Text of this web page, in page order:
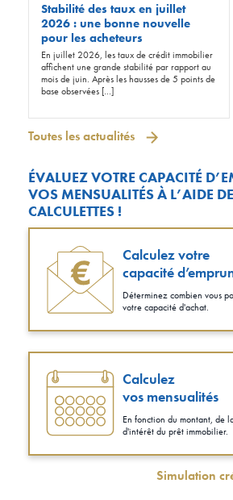
Stabilité des taux en juillet
2026 : une bonne nouvelle
pour les acheteurs
En juillet 2026, les taux de crédit immobilier
affichent une grande stabilité par rapport au
mois de juin. Après les hausses de 5 points de
base observées […]
Toutes les actualités
ÉVALUEZ VOTRE CAPACITÉ
VOS MENSUALITÉS À L’AIDE
CALCULETTES !
Calculez votre
capacité
Déterminez combien vous
votre capacité d'achat.
Calculez
vos mensualités
En fonction du montant, de
d'intérêt du prêt immobilier.
Simulation